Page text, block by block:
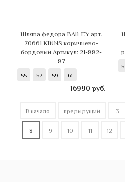
Шляпа федора BAILEY арт.
70661 KINNS коричнево-
бордовыйАртикул: 21-882-
87
55 57 59 61
16990 руб.
В начало предыдущий 3
8 9 10 11 12